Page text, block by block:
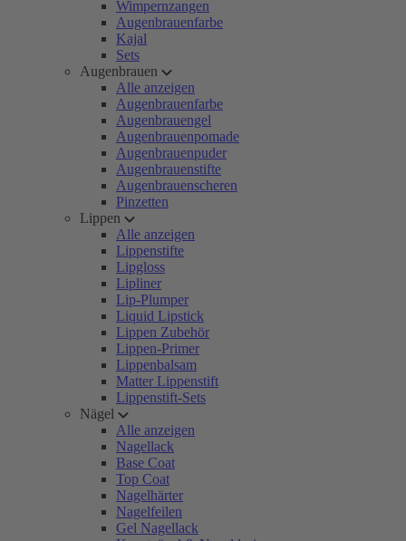
Wimpernzangen
Augenbrauenfarbe
Kajal
Sets
Augenbrauen
Alle anzeigen
Augenbrauenfarbe
Augenbrauengel
Augenbrauenpomade
Augenbrauenpuder
Augenbrauenstifte
Augenbrauenscheren
Pinzetten
Lippen
Alle anzeigen
Lippenstifte
Lipgloss
Lipliner
Lip-Plumper
Liquid Lipstick
Lippen Zubehör
Lippen-Primer
Lippenbalsam
Matter Lippenstift
Lippenstift-Sets
Nägel
Alle anzeigen
Nagellack
Base Coat
Top Coat
Nagelhärter
Nagelfeilen
Gel Nagellack